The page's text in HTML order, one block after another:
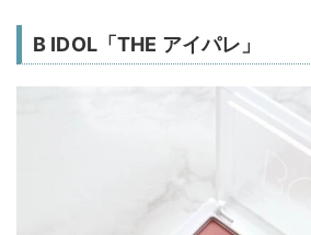
B IDOL「THE アイパレ」